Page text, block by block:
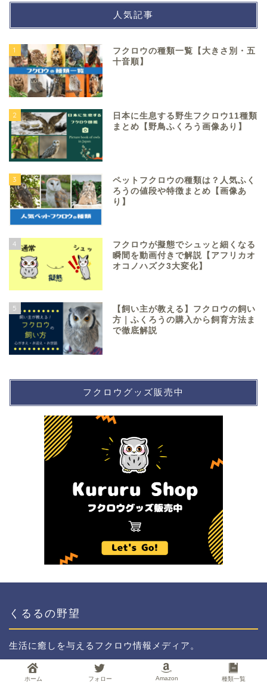
人気記事
1
フクロウの種類一覧【大きさ別・五
十音順】
2
日本に生息する野生フクロウ11種類
まとめ【野鳥ふくろう画像あり】
3
ペットフクロウの種類は？人気ふく
ろうの値段や特徴まとめ【画像あ
り】
4
フクロウが擬態でシュッと細くなる
瞬間を動画付きで解説【アフリカオ
オコノハズク3大変化】
5
【飼い主が教える】フクロウの飼い
方｜ふくろうの購入から飼育方法ま
で徹底解説
フクロウグッズ販売中
くるるの野望
生活に癒しを与えるフクロウ情報メディア。
アフリカオオコノハズクの「くるる」を通してフクロウの
飼い方やフクロウオーナーの日常を紹介します。
ホーム フォロー Amazon 種類一覧